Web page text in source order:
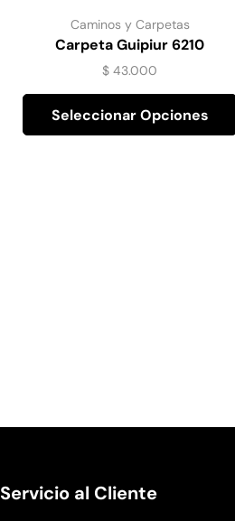
Caminos y Carpetas
Carpeta Guipiur 6210
$ 43.000
Seleccionar Opciones
Servicio al Cliente